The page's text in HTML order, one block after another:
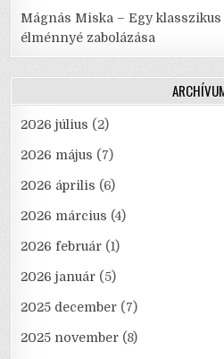
Mágnás Miska – Egy
élménnyé zabolázása
2026 július (2)
2026 május (7)
2026 április (6)
2026 március (4)
2026 február (1)
2026 január (5)
2025 december (7)
2025 november (8)